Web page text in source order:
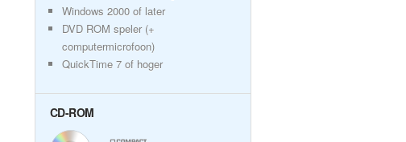
Windows 2000 of later
DVD ROM speler (+
computermicrofoon)
QuickTime 7 of hoger
CD-ROM